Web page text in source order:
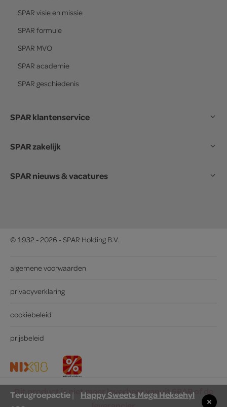
Dit product is niet meer leverbaar vanuit SPAR of de
SPAR visie en missie
SPAR formule
SPAR MVO
SPAR academie
SPAR geschiedenis
SPAR klantenservice
SPAR zakelijk
SPAR nieuws & vacatures
© 1932 - 2026 - SPAR Holding B.V.
algemene voorwaarden
privacyverklaring
cookiebeleid
prijsbeleid
Terugroepactie|
Happy Sweets Mega Heksehyl